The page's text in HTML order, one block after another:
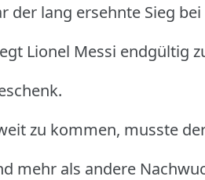
der lang ersehnte Sieg
Lionel Messi endgültig
zu kommen, musste
mehr als andere